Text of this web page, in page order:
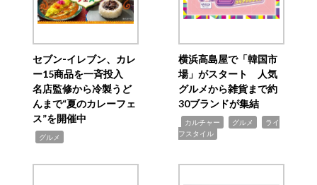
セブン‐イレブン、カレ
ー15商品を一斉投入
名店監修から冷製うど
んまで“夏のカレーフェ
ス”を開催中
グルメ
横浜高島屋で「韓国市
場」がスタート 人気
グルメから雑貨まで約
30ブランドが集結
カルチャー グルメ
ライ
フスタイル